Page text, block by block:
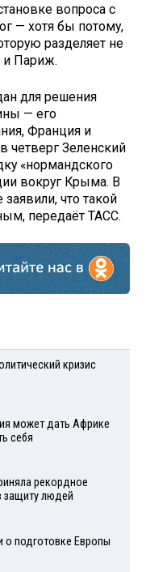
вопроса с
— хотя бы потому,
разделяет не
и Париж.
для решения
— его
Франция и
четверг Зеленский
«нормандского
вокруг Крыма. В
что такой
передаёт ТАСС.
кризис
может дать Африке
себя
рекордное
защиту людей
о подготовке Европы